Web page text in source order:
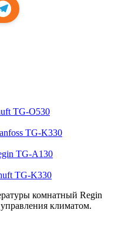
TG-O530
TG-K330
TG-A130
TG-K330
комнатный Regin
климатом.